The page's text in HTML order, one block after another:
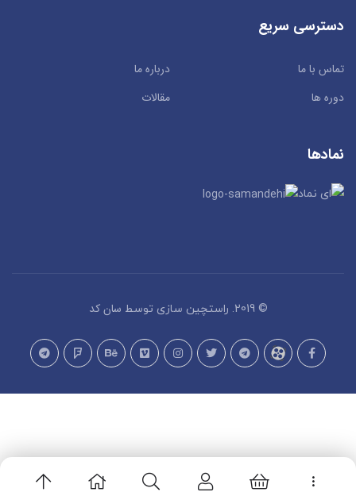
دسترسی سریع
تماس با ما
درباره ما
دوره ها
مقالات
نمادها
© 2019. راستچین سازی توسط سان کد